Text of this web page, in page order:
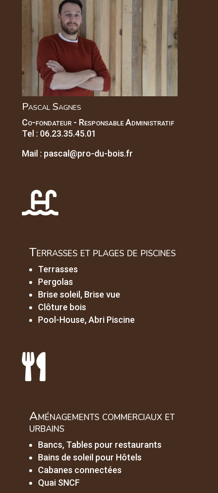
Pascal Sagnes
Co-fondateur - Responsable Administratif
Tel : 06.23.35.45.01
Mail : pascal@pro-du-bois.fr

Terrasses et plages de piscines
Terrasses
Pergolas
Brise soleil, Brise vue
Clôture bois
Pool-House, Abri Piscine

Aménagements commerciaux et
urbains
Bancs, Tables pour restaurants
Bains de soleil pour Hôtels
Cabanes connectées
Quai SNCF